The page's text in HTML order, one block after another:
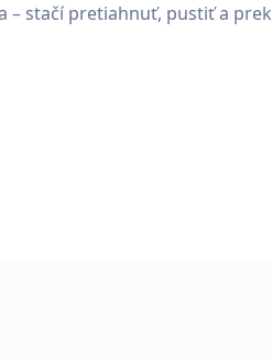
– stačí pretiahnuť, pustiť a